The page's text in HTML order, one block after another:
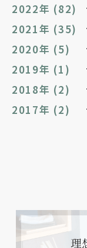
2022年 (82)
2021年 (35)
2020年 (5)
2019年 (1)
2018年 (2)
2017年 (2)